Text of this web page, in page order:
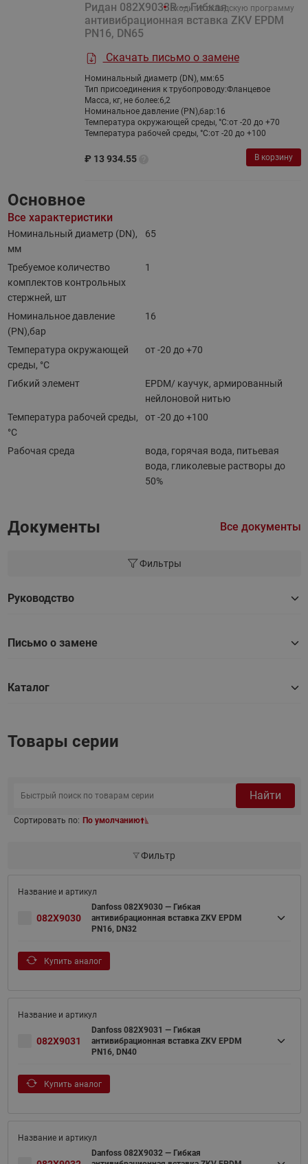
Ридан 082X9033R — Гибкая
антивибрационная вставка ZKV EPDM
PN16, DN65
Скачать письмо о замене
Номинальный диаметр (DN), мм:65
Тип присоединения к трубопроводу:Фланцевое
Масса, кг, не более:6,2
Номинальное давление (PN),бар:16
Температура окружающей среды, °С:от -20 до +70
Температура рабочей среды, °С:от -20 до +100
₽ 13 934.55
Входит в складскую программу
В корзину
Основное
Все характеристики
Номинальный диаметр (DN),
мм
65
Требуемое количество
комплектов контрольных
стержней, шт
1
Номинальное давление
(PN),бар
16
Температура окружающей
среды, °С
от -20 до +70
Гибкий элемент
EPDM/ каучук, армированный
нейлоновой нитью
Температура рабочей среды,
°С
от -20 до +100
Рабочая среда
вода, горячая вода, питьевая
вода, гликолевые растворы до
50%
Документы Все документы
Фильтры
Руководство
Письмо о замене
Каталог
Товары серии
Найти
Сортировать по: По умолчанию
Фильтр
082X9030
Danfoss 082X9030 — Гибкая
антивибрационная вставка ZKV EPDM
PN16, DN32
Купить аналог
082X9031
Danfoss 082X9031 — Гибкая
антивибрационная вставка ZKV EPDM
PN16, DN40
Купить аналог
Danfoss 082X9032 — Гибкая